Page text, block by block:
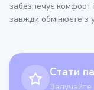
забезпечує комфорт
завжди обмінюєте з
Стати
Залучайте